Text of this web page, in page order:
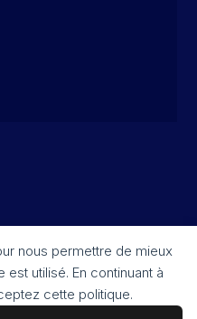
nous permettre de mieux
utilisé. En continuant à
cette politique.